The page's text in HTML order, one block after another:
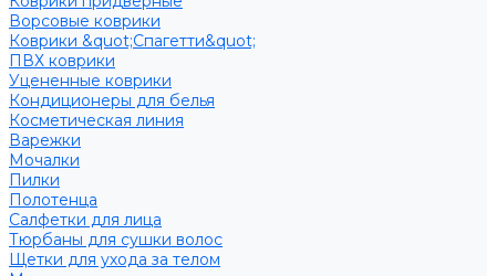
Ворсовые коврики
Коврики &quot;Спагетти&quot;
ПВХ коврики
Уцененные коврики
Кондиционеры для белья
Косметическая линия
Варежки
Мочалки
Пилки
Полотенца
Салфетки для лица
Тюрбаны для сушки волос
Щетки для ухода за телом